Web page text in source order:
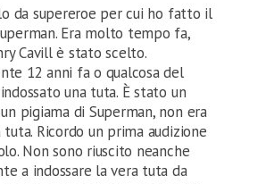
da supereroe per cui ho fatto il
Era molto tempo fa,
Cavill è stato scelto.
12 anni fa o qualcosa del
una tuta. È stato un
pigiama di Superman, non era
Ricordo un prima audizione
Non sono riuscito neanche
a indossare la vera tuta da